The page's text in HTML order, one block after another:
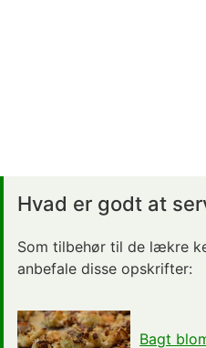
Hvad er godt at
Som tilbehør til de lækre
anbefale disse opskrifter:
Bagt